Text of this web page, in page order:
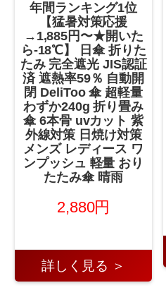
年間ランキング1位
【猛暑対策応援
→1,885円〜★開いた
ら-18℃】 日傘 折りた
たみ 完全遮光 JIS認証
済 遮熱率59％ 自動開
閉 DeliToo 傘 超軽量
わずか240g 折り畳み
傘 6本骨 uvカット 紫
外線対策 日焼け対策
メンズ レディース ワ
ンプッシュ 軽量 おり
たたみ傘 晴雨
2,880円
詳しく見る ＞